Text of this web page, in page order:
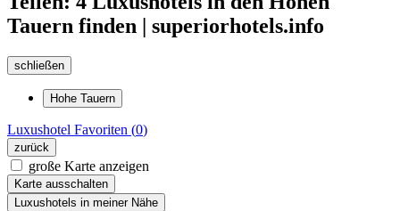
Tauern finden | superiorhotels.info
schließen
Hohe Tauern
Luxushotel Favoriten (0)
zurück
große Karte anzeigen
Karte ausschalten
Luxushotels in meiner Nähe